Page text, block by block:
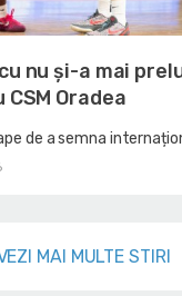
nu și-a mai
Oradea
de a semna
MAI MULTE STIRI